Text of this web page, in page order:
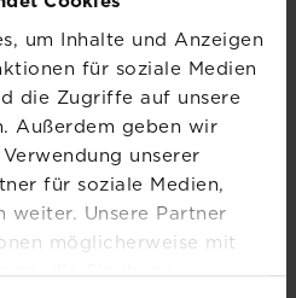
um Inhalte und Anzeigen
für soziale Medien
die Zugriffe auf unsere
Außerdem geben wir
unserer
für soziale Medien,
weiter. Unsere Partner
möglicherweise mit
die Sie ihnen
uns
Care Deutschland